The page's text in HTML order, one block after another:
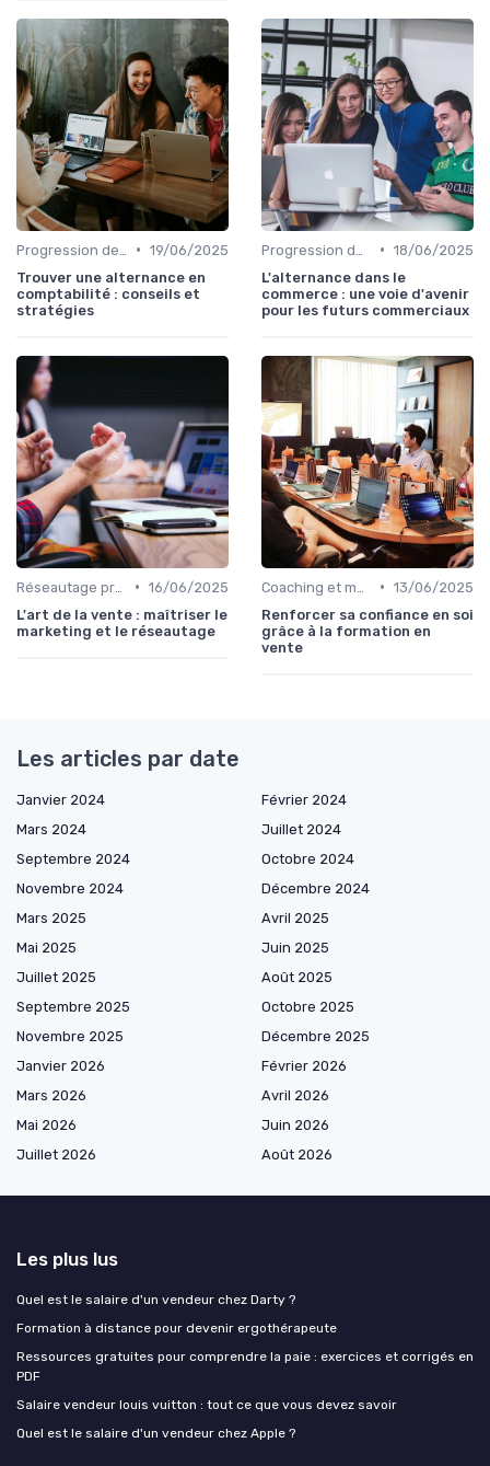
• 19/06/2025
Trouver une alternance en
comptabilité : conseils et
stratégies
• 18/06/2025
L'alternance dans le
commerce : une voie d'avenir
pour les futurs commerciaux
• 16/06/2025
L'art de la vente : maîtriser le
marketing et le réseautage
• 13/06/2025
Renforcer sa confiance en soi
grâce à la formation en
vente
Les articles par date
Janvier 2024
Février 2024
Mars 2024
Juillet 2024
Septembre 2024
Octobre 2024
Novembre 2024
Décembre 2024
Mars 2025
Avril 2025
Mai 2025
Juin 2025
Juillet 2025
Août 2025
Septembre 2025
Octobre 2025
Novembre 2025
Décembre 2025
Janvier 2026
Février 2026
Mars 2026
Avril 2026
Mai 2026
Juin 2026
Juillet 2026
Août 2026
Les plus lus
Quel est le salaire d'un vendeur chez Darty ?
Formation à distance pour devenir ergothérapeute
Ressources gratuites pour comprendre la paie : exercices et corrigés en
PDF
Salaire vendeur louis vuitton : tout ce que vous devez savoir
Quel est le salaire d'un vendeur chez Apple ?